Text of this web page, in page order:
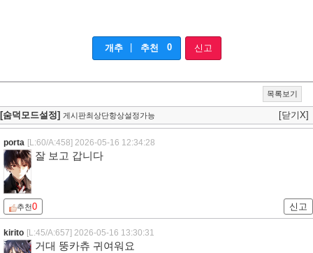
개추 추천 0 신고
목록보기
[숨덕모드설정] 게시판최상단항상설정가능 [닫기X]
porta [L:60/A:458] 2026-05-16 12:34:28
잘 보고 갑니다
추천0 신고
kirito [L:45/A:657] 2026-05-16 13:30:31
거대 뚱카츄 귀여워요